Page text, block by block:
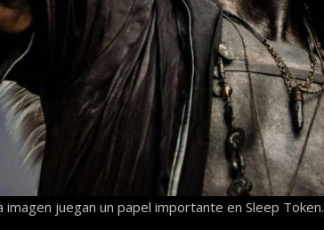
imagen juegan un papel importante en Sleep Token.